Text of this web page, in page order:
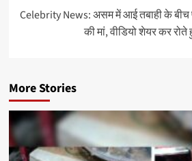
Celebrity News: असम में आई तबाही के बीच
की मां, वीडियो शेयर कर
More Stories